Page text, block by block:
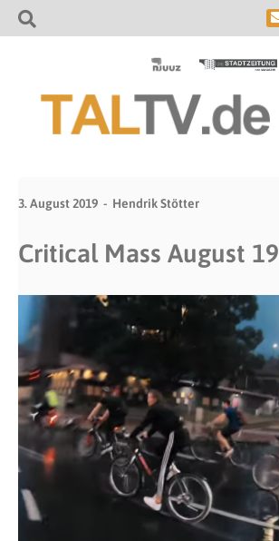
3. August 2019 Hendrik Stötter
Critical Mass August 19